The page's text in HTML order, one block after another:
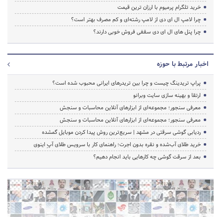
خرید تلگرام پرمیوم با ارزان ترین قیمت
چرا لامپ ال ای دی از لامپ رشته‌ای و کم مصرف بهتر است؟
چرا پنل های ال ای دی سقفی فروش خوبی دارند؟
اخبار مرتبط با حوزه
پراپ تریدینگ چیست و چرا بین تریدرهای ایرانی محبوب شده است؟
ارتقا و بهینه سازی سایت وبرانو
معرفی سنجور؛ مجموعه‌ای از ابزارهای آنلاین محاسبات و سنجش
معرفی سنجور؛ مجموعه‌ای از ابزارهای آنلاین محاسبات و سنجش
ردیابی گوشی سرقتی در مشهد | سریع‌ترین روش پیدا کردن موبایل گمشده
خرید طلای آب‌شده و نقره بدون اجرت؛ راهنمای کار با سرویس طلای آپِ اینوی
بعد از سرقت گوشی چه کارهایی باید انجام دهیم؟